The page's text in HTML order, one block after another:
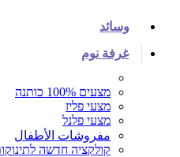
وسائد
غرفة نوم
מצעים 100% כותנה
מצעי פליז
מצעי פלנל
مفروشات الأطفال
קולקציה חדשה